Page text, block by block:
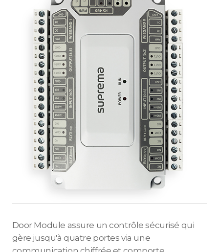
Door Module assure un contrôle sécurisé qui
gère jusqu'à quatre portes via une